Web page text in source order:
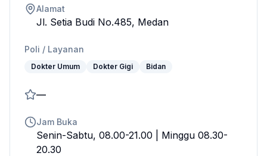
Alamat
Jl. Setia Budi No.485, Medan
Poli / Layanan
Dokter Umum Dokter Gigi Bidan
—
Jam Buka
Senin-Sabtu, 08.00-21.00 | Minggu 08.30-
20.30